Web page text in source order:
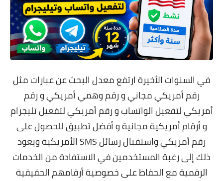
في السنوات الأخيرة ارتفع معدل البحث عن عبارات مثل
رقم أمريكي مجاني و رقم وهمي أمريكي و رقم
أمريكي لتفعيل الواتساب و رقم أمريكي لتفعيل تليجرام
و أرقام أمريكية مجانية و أفضل تطبيق للحصول على
رقم أمريكي واستقبال رسائل SMS الأمريكية ويعود
ذلك إلى رغبة المستخدمين في الاستفادة من الخدمات
الرقمية مع الحفاظ على خصوصية أرقامهم الحقيقية